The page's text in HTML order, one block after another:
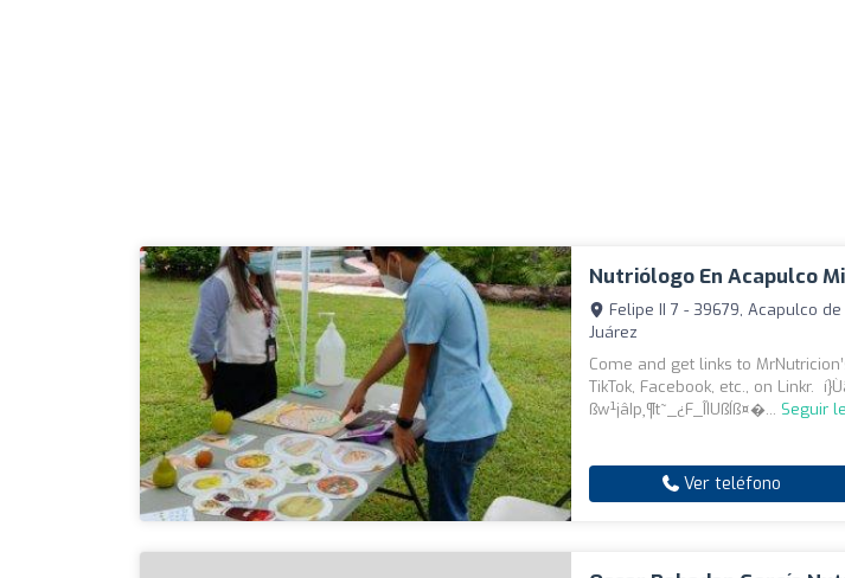
Nutriólogo En Acapulco
Felipe II 7 - 39679, Acapulco de
Juárez
Come and get links to
TikTok, Facebook, etc., on Linkr. 
ßw¹jâIp¸¶t~_¿F_ÎÌUßÍ­ß¤�... Seguir
Ver teléfono